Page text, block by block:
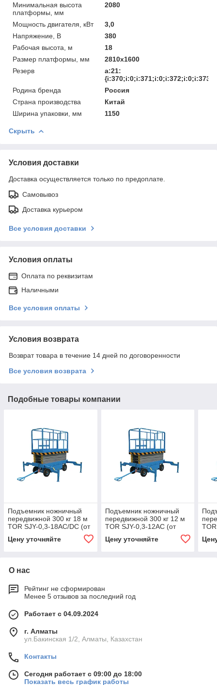
Минимальная высота
платформы, мм
2080
Мощность двигателя, кВт
3,0
Напряжение, В
380
Рабочая высота, м
18
Размер платформы, мм
2810х1600
Резерв
a:21:
Родина бренда
Россия
Страна производства
Китай
Ширина упаковки, мм
1150
Скрыть
Условия доставки
Доставка осуществляется только по предоплате.
Самовывоз
Доставка курьером
Все условия доставки
Условия оплаты
Оплата по реквизитам
Наличными
Все условия оплаты
Условия возврата
Возврат товара в течение 14 дней по договоренности
Все условия возврата
Подобные товары компании
Подъемник ножничный
передвижной 300 кг 18 м
TOR SJY-0,3-18AC/DC (от
Цену уточняйте
Подъемник ножничный
передвижной 300 кг 12 м
TOR SJY-0,3-12AC (от
Цену уточняйте
О нас
Рейтинг не сформирован
Менее 5 отзывов за последний год
Работает с 04.09.2024
г. Алматы
ул.Бакинская 1/2, Алматы, Казахстан
Контакты
Сегодня работает с 09:00 до 18:00
Показать весь график работы